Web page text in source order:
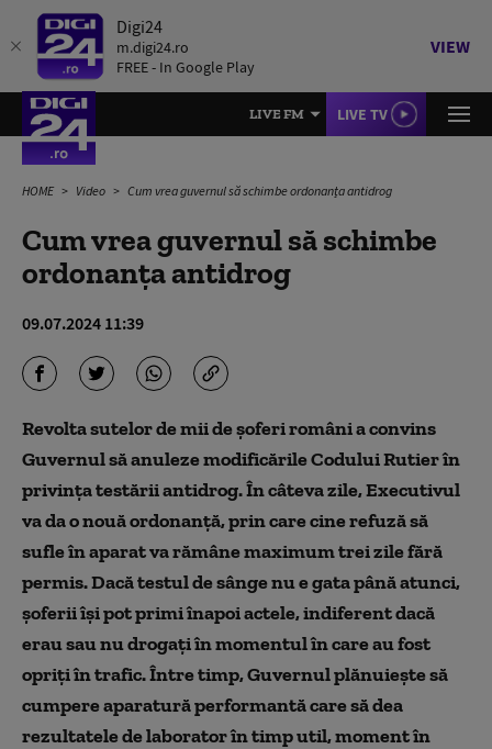
Digi24
m.digi24.ro
FREE - In Google Play
VIEW
LIVE FM LIVE TV
HOME Video Cum vrea guvernul să schimbe ordonanța antidrog
Cum vrea guvernul să schimbe
ordonanța antidrog
09.07.2024 11:39
Revolta sutelor de mii de șoferi români a convins
Guvernul să anuleze modificările Codului Rutier în
privința testării antidrog. În câteva zile, Executivul
va da o nouă ordonanță, prin care cine refuză să
sufle în aparat va rămâne maximum trei zile fără
permis. Dacă testul de sânge nu e gata până atunci,
șoferii își pot primi înapoi actele, indiferent dacă
erau sau nu drogați în momentul în care au fost
opriți în trafic. Între timp, Guvernul plănuiește să
cumpere aparatură performantă care să dea
rezultatele de laborator în timp util, moment în